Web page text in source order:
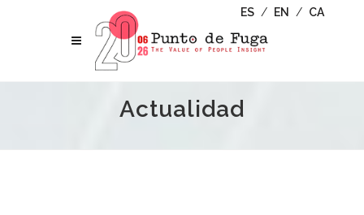
ES / EN / CA
Actualidad